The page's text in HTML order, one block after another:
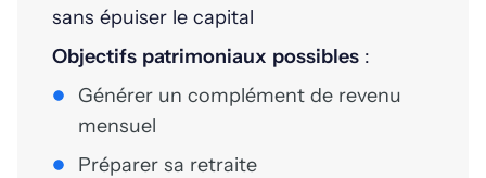
sans épuiser le capital
Objectifs patrimoniaux possibles :
Générer un complément de revenu
mensuel
Préparer sa retraite